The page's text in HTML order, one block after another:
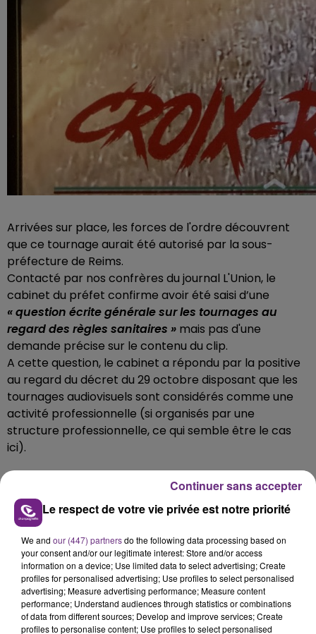
Arrivées sur place, les forces de l'ordre découvrent
que ce tournage aurait été autorisé par la sous-
préfecture de Reims.
Contacté par nos confrères du journal L'Union, le
cabinet du préfet confirme avoir été saisi d’une
« question écrite générale sur les tournages au
regard des règles sanitaires » mais pas d'une
demande précise sur le contenu du clip.
A cette question, le cabinet a répondu par la positive
au regard du décret du 29 octobre disposant que les
tournages audiovisuels sont considérés comme une
activité professionnelle (si organisés par une
structure professionnelle, ce qui semble être le cas
ici).
Arnaud Robinet interpellé sur les réseaux sociaux
Si la sous-préfecture de Reims a,comme l’ont indiqué
nos confères de la presse écrite
tournage, ce n’est pas le cas de la municipalité.
Interpellé sur Twitter le maire de Reims a tenu à
préciser qu’aucune autorisation n’avait été donnée
par la mairie.
En revanche l’adjoint au maire délégué à la sécurité a
Le respect de votre vie privée est notre priorité
We and our (447) partnersdo the following data processing based on
your consent and/or our legitimate interest: Store and/or access
information on a device; Use limited data to select advertising; Create
profiles for personalised advertising; Use profiles to select personalised
advertising; Measure advertising performance; Measure content
performance; Understand audiences through statistics or combinations
of data from different sources; Develop and improve services; Create
profiles to personalise content; Use profiles to select personalised
Continuer sans accepter